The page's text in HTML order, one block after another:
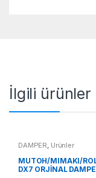
İlgili ürünler
DAMPER, Ürünler
MUTOH/MIMAKI/
DX7 ORJİNAL